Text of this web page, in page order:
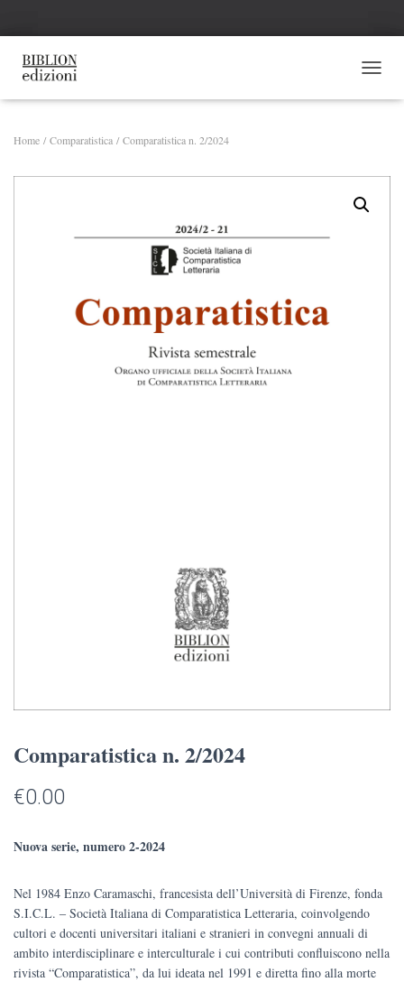
Home /Comparatistica / Comparatistica n. 2/2024
Comparatistica n. 2/2024
€0.00
Nuova serie, numero 2-2024
Nel 1984 Enzo Caramaschi, francesista dell’Università di Firenze, fonda
S.I.C.L. ‒ Società Italiana di Comparatistica Letteraria, coinvolgendo
cultori e docenti universitari italiani e stranieri in convegni annuali di
ambito interdisciplinare e interculturale i cui contributi confluiscono nella
rivista “Comparatistica”, da lui ideata nel 1991 e diretta fino alla morte